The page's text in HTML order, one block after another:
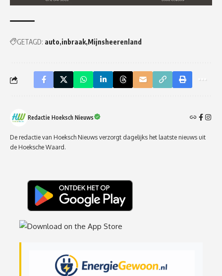
GETAGD: auto inbraak Mijnsheerenland
Redactie Hoeksch Nieuws
De redactie van Hoeksch Nieuws verzorgt dagelijks het laatste nieuws uit
de Hoeksche Waard.